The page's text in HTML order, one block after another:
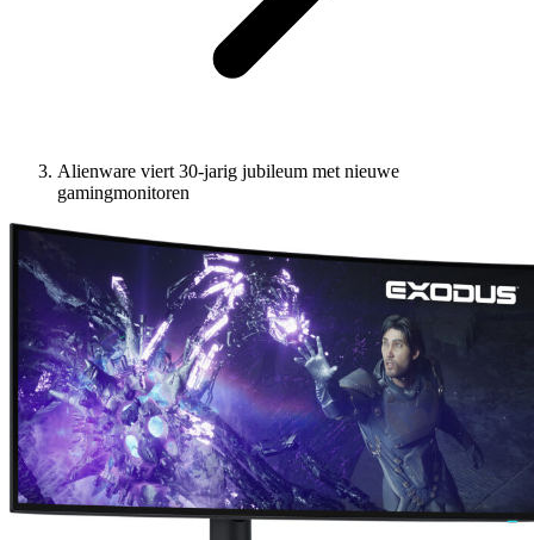
Alienware viert 30-jarig jubileum met nieuwe
gamingmonitoren